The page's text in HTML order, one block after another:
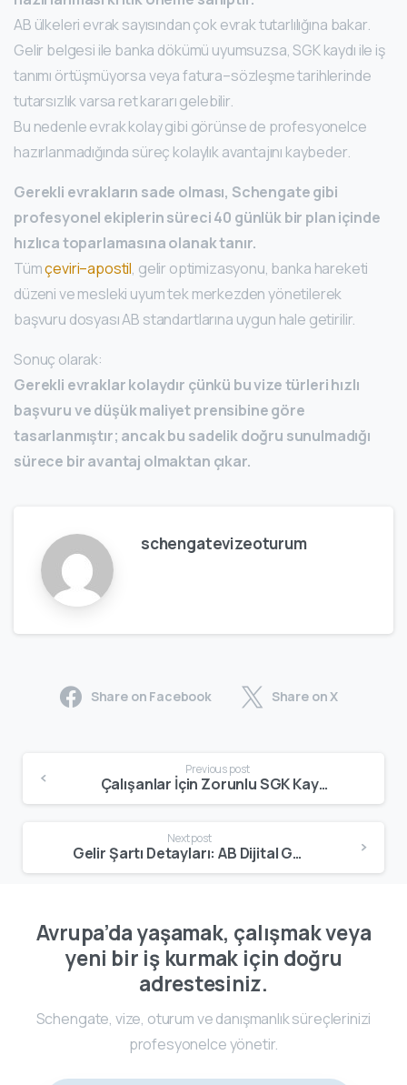
AB ülkeleri evrak sayısından çok evrak tutarlılığına bakar.
Gelir belgesi ile banka dökümü uyumsuzsa, SGK kaydı ile iş
tanımı örtüşmüyorsa veya fatura–sözleşme tarihlerinde
tutarsızlık varsa ret kararı gelebilir.
Bu nedenle evrak kolay gibi görünse de profesyonelce
hazırlanmadığında süreç kolaylık avantajını kaybeder.
Gerekli evrakların sade olması, Schengate gibi
profesyonel ekiplerin süreci 40 günlük bir plan içinde
hızlıca toparlamasına olanak tanır.
Tümçeviri–apostil, gelir optimizasyonu, banka hareketi
düzeni ve mesleki uyum tek merkezden yönetilerek
başvuru dosyası AB standartlarına uygun hale getirilir.
Sonuç olarak:
Gerekli evraklar kolaydır çünkü bu vize türleri hızlı
başvuru ve düşük maliyet prensibine göre
tasarlanmıştır; ancak bu sadelik doğru sunulmadığı
sürece bir avantaj olmaktan çıkar.
schengatevizeoturum
Share on Facebook Share on X
Previous post
Çalışanlar İçin Zorunlu SGK Kaydı: AB Dijital Göçmen Vizelerinde Neden Kritik? – Schengate
Next post
Gelir Şartı Detayları: AB Dijital Göçmen Vizelerinde Gelir Nasıl Değerlendirilir? – Schengate
Avrupa’da yaşamak, çalışmak veya
yeni bir iş kurmak için doğru
adrestesiniz.
Schengate, vize, oturum ve danışmanlık süreçlerinizi
profesyonelce yönetir.